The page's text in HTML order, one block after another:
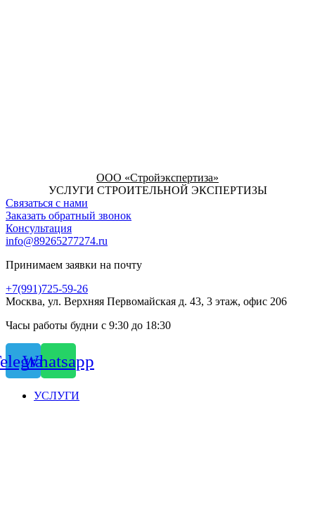
ООО «Стройэкспертиза»
УСЛУГИ СТРОИТЕЛЬНОЙ ЭКСПЕРТИЗЫ
Связаться с нами
Заказать обратный звонок
Консультация
info@89265277274.ru
Принимаем заявки на почту
+7(991)725-59-26
Москва, ул. Верхняя Первомайская д. 43, 3 этаж, офис 206
Часы работы будни с 9:30 до 18:30
Whatsapp
УСЛУГИ